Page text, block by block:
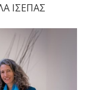
ΙΣΕΠΑΣ